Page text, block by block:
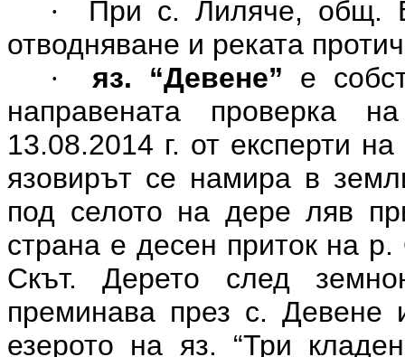
·
При с. Лиляче, общ.
отводняване и реката
· яз. “Девене” е
направената проверка
13.08.2014 г. от експерти
язовирът се намира в
под селото на дере ляв
страна е десен приток на
Скът. Дерето след
преминава през с.
езерото на яз. “Три